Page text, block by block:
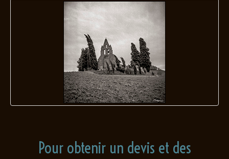
Pour obtenir un devis et des